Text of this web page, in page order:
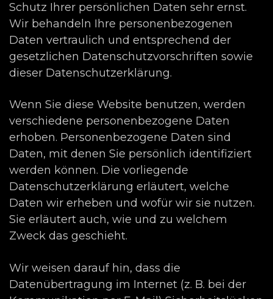
Schutz Ihrer persönlichen Daten sehr ernst.
Wir behandeln Ihre personenbezogenen
Daten vertraulich und entsprechend der
gesetzlichen Datenschutzvorschriften sowie
dieser Datenschutzerklärung.
Wenn Sie diese Website benutzen, werden
verschiedene personenbezogene Daten
erhoben. Personenbezogene Daten sind
Daten, mit denen Sie persönlich identifiziert
werden können. Die vorliegende
Datenschutzerklärung erläutert, welche
Daten wir erheben und wofür wir sie nutzen.
Sie erläutert auch, wie und zu welchem
Zweck das geschieht.
Wir weisen darauf hin, dass die
Datenübertragung im Internet (z. B. bei der